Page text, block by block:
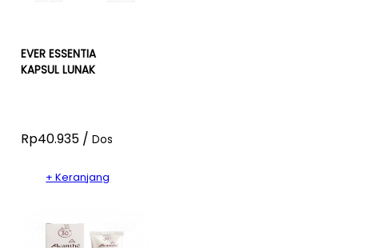
EVER ESSENTIA
KAPSUL LUNAK
Rp40.935 / Dos
+ Keranjang